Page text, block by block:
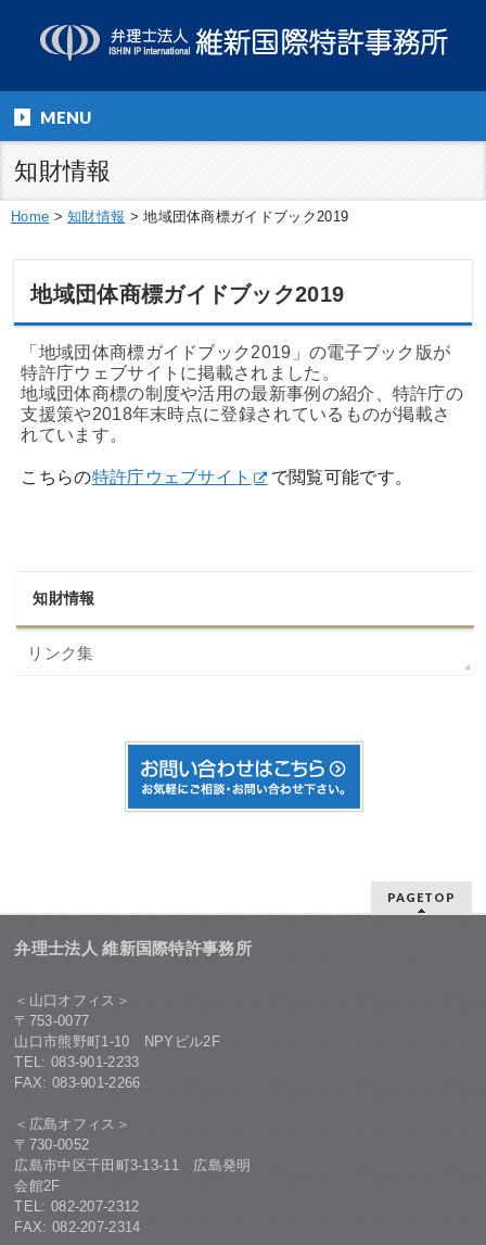
MENU
知財情報
Home >知財情報 >地域団体商標ガイドブック2019
地域団体商標ガイドブック2019
「地域団体商標ガイドブック2019」の電子ブック版が
特許庁ウェブサイトに掲載されました。
地域団体商標の制度や活用の最新事例の紹介、特許庁の
支援策や2018年末時点に登録されているものが掲載さ
れています。
こちらの特許庁ウェブサイト で閲覧可能です。
知財情報
リンク集
PAGETOP
弁理士法人 維新国際特許事務所
＜山口オフィス＞
〒753-0077
山口市熊野町1-10 NPYビル2F
TEL: 083-901-2233
FAX: 083-901-2266
＜広島オフィス＞
〒730-0052
広島市中区千田町3-13-11 広島発明
会館2F
TEL: 082-207-2312
FAX: 082-207-2314